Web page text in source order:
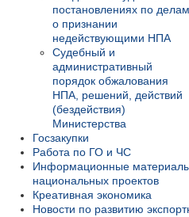
постановлениях по делам
о признании
недействующими НПА
Судебный и
административный
порядок обжалования
НПА, решений, действий
(бездействия)
Министерства
Госзакупки
Работа по ГО и ЧС
Информационные
национальных проектов
Креативная экономика
Новости по развитию